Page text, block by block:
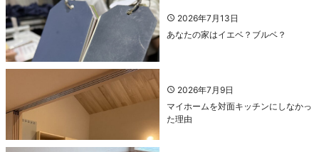
2026年7月13日
あなたの家はイエベ？ブルベ？
2026年7月9日
マイホームを対面キッチンにしなかっ
た理由